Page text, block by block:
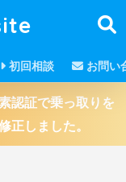
初回相談 お問い
認証で乗っ取りを
正しました。